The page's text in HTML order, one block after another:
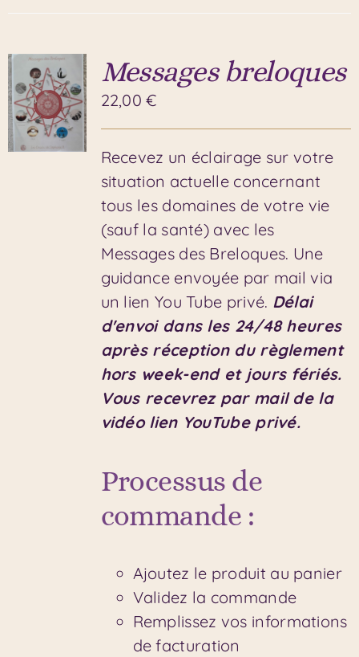
Messages breloques
22,00€
Recevez un éclairage sur votre
situation actuelle concernant
tous les domaines de votre vie
(sauf la santé) avec les
Messages des Breloques. Une
guidance envoyée par mail via
un lien You Tube privé. Délai
d'envoi dans les 24/48 heures
après réception du règlement
hors week-end et jours fériés.
Vous recevrez par mail de la
vidéo lien YouTube privé.
Processus de
commande :
Ajoutez le produit au panier
Validez la commande
Remplissez vos informations
de facturation